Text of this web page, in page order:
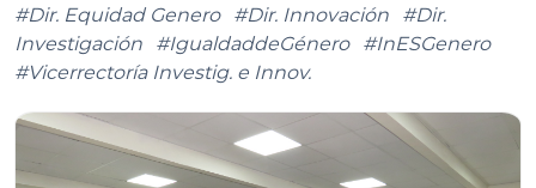
#Dir. Equidad Genero #Dir. Innovación
#Dir.
Investigación
#IgualdaddeGénero
#InESGenero
#Vicerrectoría Investig. e Innov.